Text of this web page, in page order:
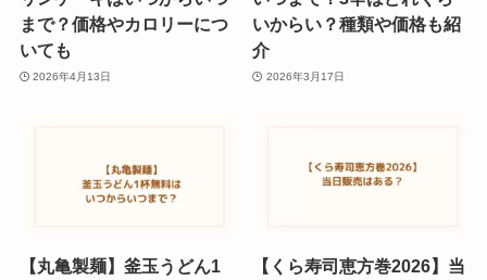
まで？価格やカロリーにつ
いても
2026年4月13日
いからい？種類や価格も紹
介
2026年3月17日
【丸亀製麺】釜玉うどん1
【くら寿司恵方巻2026】当